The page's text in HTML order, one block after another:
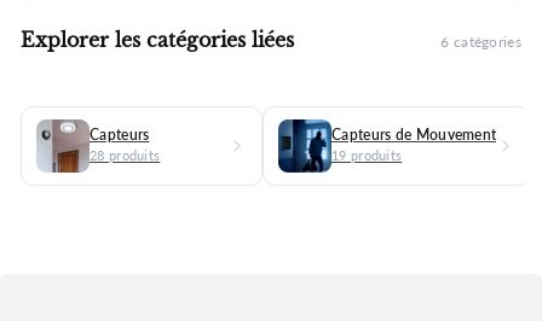
Explorer les catégories liées 6 catégories
Capteurs
28 produits
Capteurs de Mouvement
19 produits